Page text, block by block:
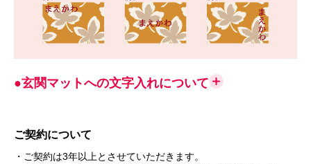
●玄関マットへの文字入れについて
ご契約について
・ご契約は3年以上とさせていただきます。